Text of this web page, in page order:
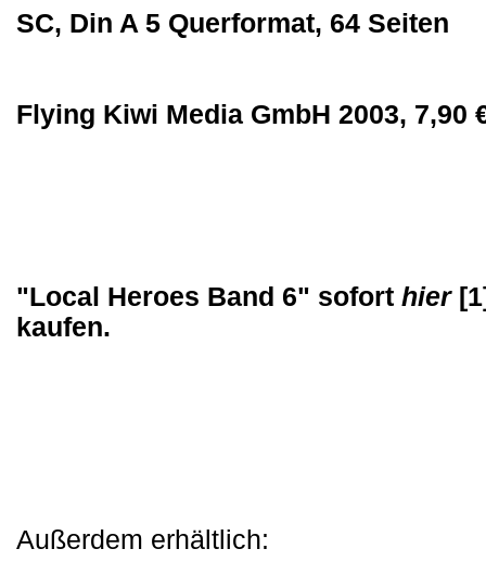
SC, Din A 5 Querformat, 64 Seiten
Flying Kiwi Media GmbH 2003, 7,90
"Local Heroes Band 6" sofort hier
kaufen.
Außerdem erhältlich: